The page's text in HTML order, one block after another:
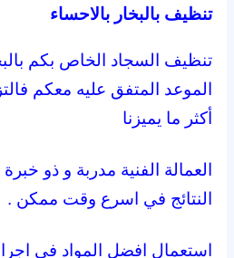
تنظيف بالبخار بالاحساء
تنظيف السجاد الخاص بكم
الموعد المتفق عليه معكم
أكثر ما يميزنا
العمالة الفنية مدربة و ذو
النتائج في اسرع وقت ممكن .
استعمال افضل المواد في